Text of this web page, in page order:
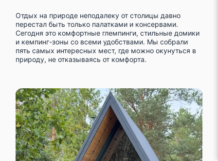
Отдых на природе неподалеку от столицы давно
перестал быть только палатками и консервами.
Сегодня это комфортные глемпинги, стильные домики
и кемпинг-зоны со всеми удобствами. Мы собрали
пять самых интересных мест, где можно окунуться в
природу, не отказываясь от комфорта.